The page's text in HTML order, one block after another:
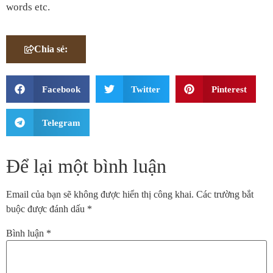
words etc.
Chia sẻ:
Facebook Twitter Pinterest
Telegram
Để lại một bình luận
Email của bạn sẽ không được hiển thị công khai. Các trường bắt
buộc được đánh dấu *
Bình luận *